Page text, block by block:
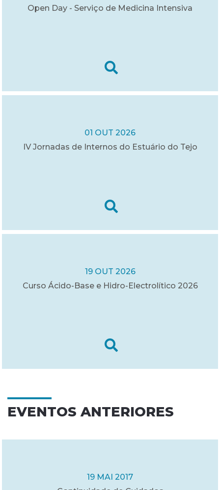
Open Day - Serviço de Medicina Intensiva
01 OUT 2026
IV Jornadas de Internos do Estuário do Tejo
19 OUT 2026
Curso Ácido-Base e Hidro-Electrolítico 2026
EVENTOS ANTERIORES
19 MAI 2017